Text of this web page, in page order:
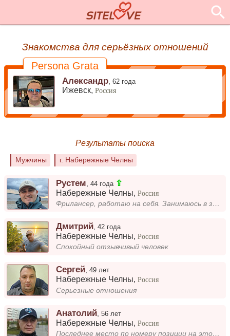
Знакомства для серьёзных отношений
Persona Grata
Александр ,62 года
Ижевск,Россия
Результаты поиска
Мужчины г. Набережные Челны
Рустем ,44 года ⇪
Набережные Челны,Россия
Фрилансер, работаю на себя. Занимаюсь в зале, летом катаюсь на велосипеде и на роликах, зимой на коньках и на сноуборде....
Дмитрий ,42 года
Набережные Челны,Россия
Спокойный отзывчивый человек
Сергей,49 лет
Набережные Челны,Россия
Серьезные отношения
Анатолий ,56 лет
Набережные Челны,Россия
Последнее место по номеру позиции на этом сайте не могу достигнуть Здесь есть самое дно?